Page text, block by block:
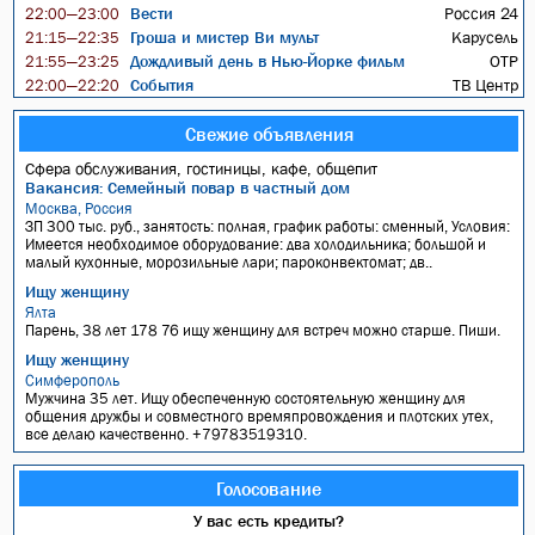
22:00—23:00 Вести Россия 24
21:15—22:35 Гроша и мистер Ви мульт Карусель
21:55—23:25 Дождливый день в Нью-Йорке фильм ОТР
22:00—22:20 События ТВ Центр
Свежие объявления
Сфера обслуживания, гостиницы, кафе, общепит
Вакансия: Семейный повар в частный дом
Москва, Россия
ЗП 300 тыс. руб., занятость: полная, график работы: сменный, Условия:
Имеется необходимое оборудование: два холодильника; большой и
малый кухонные, морозильные лари; пароконвектомат; дв..
Ищу женщину
Ялта
Парень, 38 лет 178 76 ищу женщину для встреч можно старше. Пиши.
Ищу женщину
Симферополь
Мужчина 35 лет. Ищу обеспеченную состоятельную женщину для
общения дружбы и совместного времяпровождения и плотских утех,
все делаю качественно. +79783519310.
Голосование
У вас есть кредиты?